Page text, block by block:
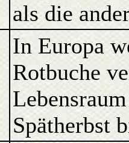
als die
In Europa
Rotbuche
Spätherbst